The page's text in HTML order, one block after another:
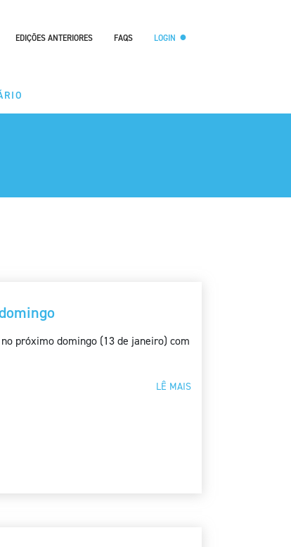
EDIÇÕES ANTERIORES FAQS LOGIN
próximo domingo (13 de janeiro) com
LÊ MAIS